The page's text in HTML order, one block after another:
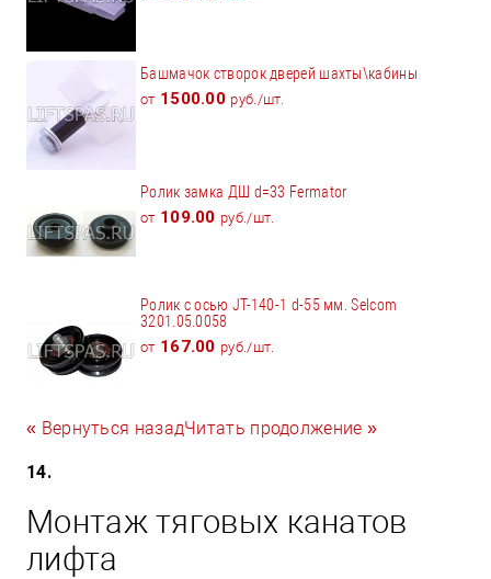
Башмачок створок дверей шахты\кабины
от 1500.00 руб./шт.
Ролик замка ДШ d=33 Fermator
от 109.00 руб./шт.
Ролик с осью JT-140-1 d-55 мм. Selcom
3201.05.0058
от 167.00 руб./шт.
« Вернуться назадЧитать продолжение »
14.
Монтаж тяговых канатов
лифта